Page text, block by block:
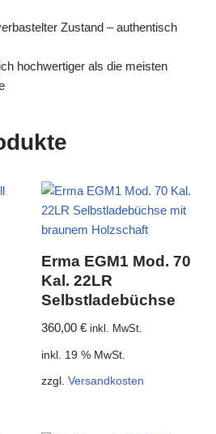
Zustand – authentisch
hochwertiger als die meisten
Erma EGM1 Mod. 70
Kal. 22LR
Selbstladebüchse
360,00€ inkl. MwSt.
inkl. 19 % MwSt.
zzgl.Versandkosten